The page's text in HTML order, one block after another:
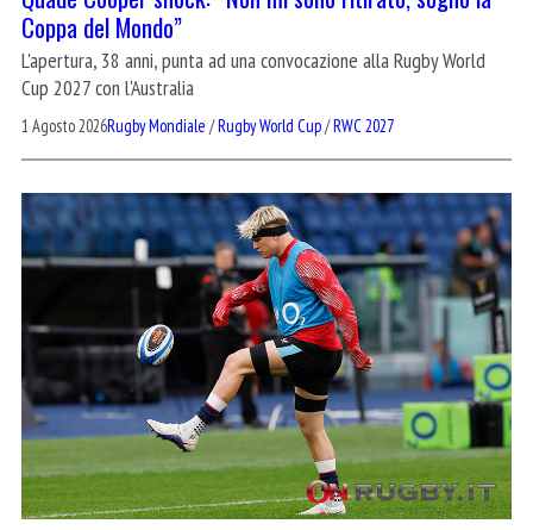
Coppa del Mondo”
L'apertura, 38 anni, punta ad una convocazione alla Rugby World
Cup 2027 con l'Australia
1 Agosto 2026Rugby Mondiale /Rugby World Cup/RWC 2027